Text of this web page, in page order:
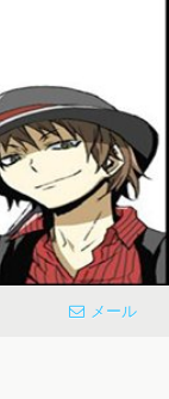
メール